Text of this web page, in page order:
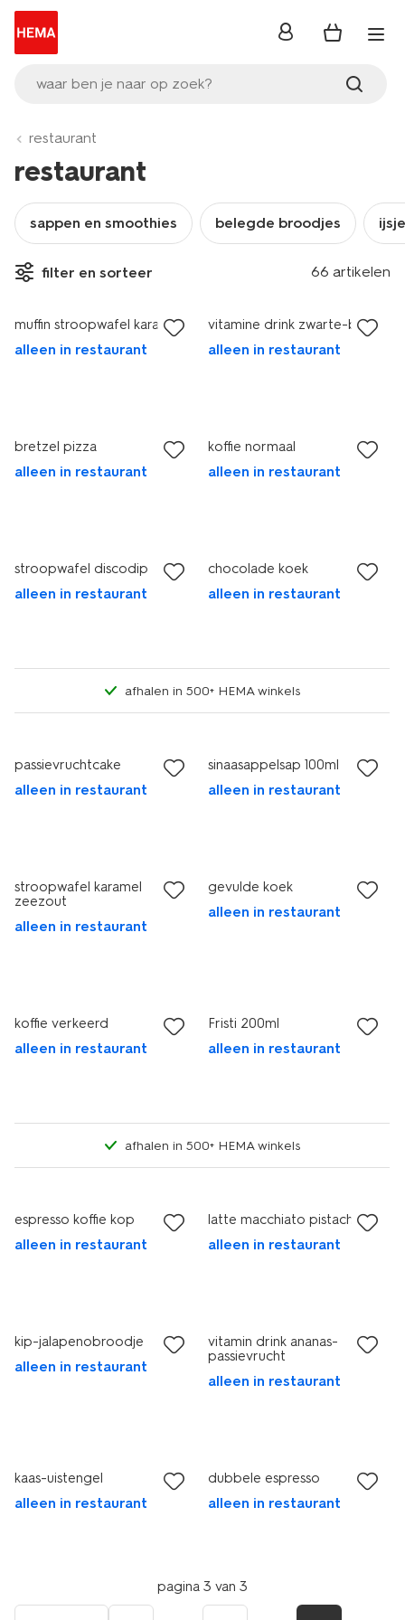
waar ben je naar op zoek?
inloggen
restaurant
restaurant
sappen en smoothies belegde broodjes
filter en sorteer 66 artikelen
muffin stroopwafel karamel
alleen in restaurant
vitamine drink zwarte-bes
alleen in restaurant
bretzel pizza
alleen in restaurant
koffie normaal
alleen in restaurant
stroopwafel discodip
alleen in restaurant
chocolade koek
alleen in restaurant
afhalen in 500+ HEMA winkels
passievruchtcake
alleen in restaurant
sinaasappelsap 100ml
alleen in restaurant
stroopwafel karamel
zeezout
alleen in restaurant
gevulde koek
alleen in restaurant
koffie verkeerd
alleen in restaurant
Fristi 200ml
alleen in restaurant
afhalen in 500+ HEMA winkels
espresso koffie kop
alleen in restaurant
latte macchiato pistache
alleen in restaurant
kip-jalapenobroodje
alleen in restaurant
vitamin drink ananas-
passievrucht
alleen in restaurant
kaas-uistengel
alleen in restaurant
dubbele espresso
alleen in restaurant
pagina 3 van 3